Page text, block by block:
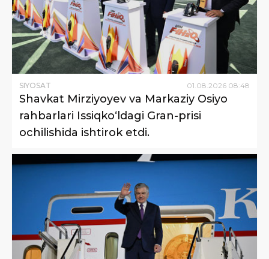
SIYOSAT 01.08.2026 08:48
Shavkat Mirziyoyev va Markaziy Osiyo
rahbarlari Issiqko‘ldagi Gran-prisi
ochilishida ishtirok etdi.